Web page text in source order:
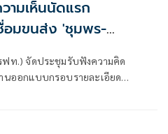
ามเห็นนัดแรก
อมขนส่ง 'ชุมพร-
ฟท.) จัดประชุมรับฟังความคิด
นออกแบบกรอบรายละเอียด